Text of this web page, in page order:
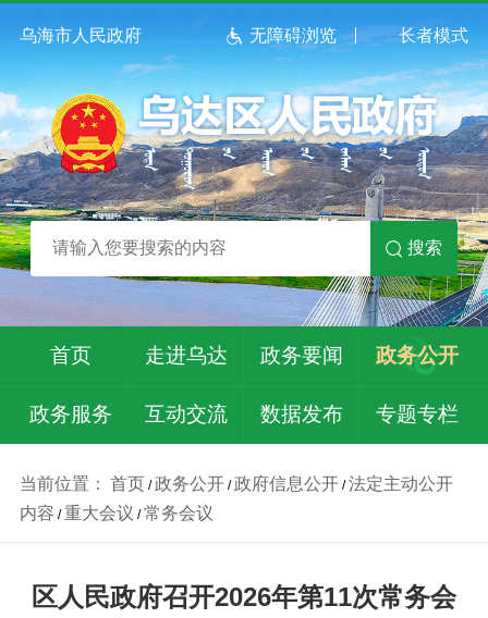
乌海市人民政府 无障碍浏览 长者模式
搜索
首页 走进乌达 政务要闻 政务公开
政务服务 互动交流 数据发布 专题专栏
当前位置： 首页 /政务公开/政府信息公开/法定主动公开
内容 /重大会议 /常务会议
区人民政府召开2026年第11次常务会